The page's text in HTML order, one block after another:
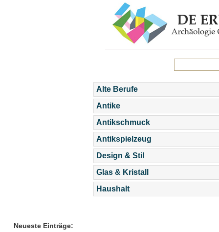
Alte Berufe
Antike
Antikschmuck
Antikspielzeug
Design & Stil
Glas & Kristall
Haushalt
Neueste Einträge: